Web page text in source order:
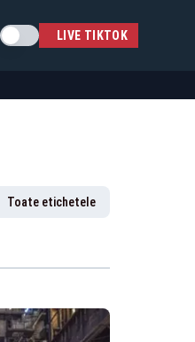
Schimba temaLIVE TIKTOK
Toate etichetele